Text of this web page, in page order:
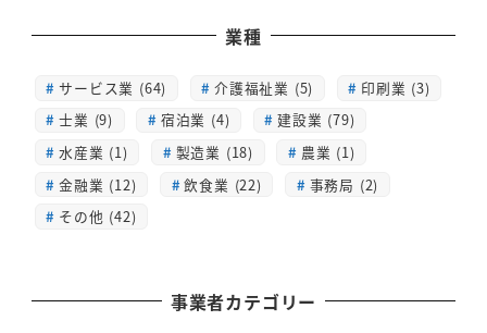
業種
サービス業 (64) 介護福祉業 (5)
印刷業 (3)
士業 (9)
宿泊業 (4)
建設業 (79)
水産業 (1)
製造業 (18)
農業 (1)
金融業 (12)
飲食業 (22)
事務局 (2)
その他 (42)
事業者カテゴリー